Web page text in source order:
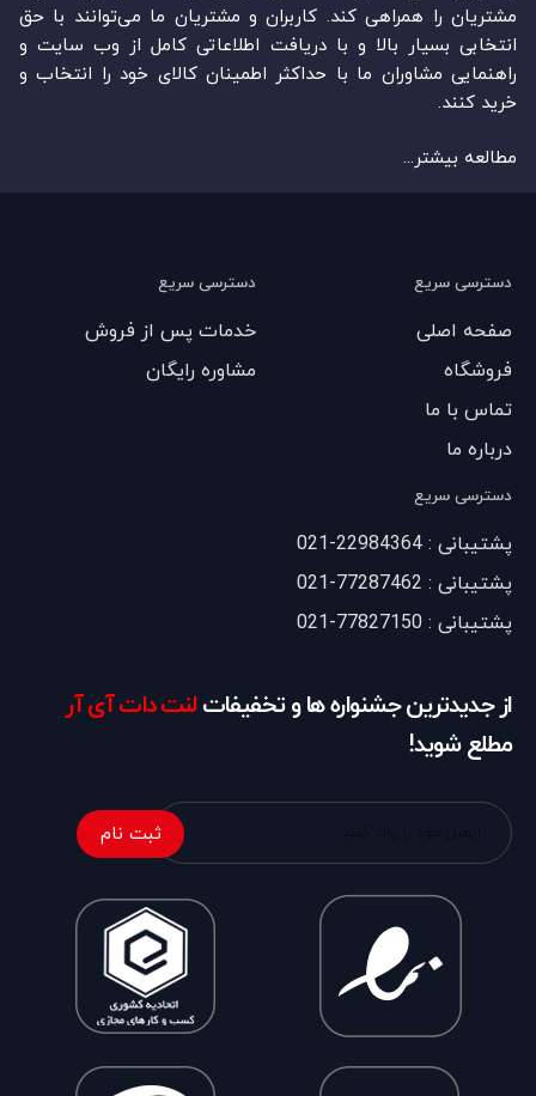
مشتریان را همراهی کند. کاربران و مشتریان ما می‏‏‌توانند با حق
انتخابی بسیار بالا و با دریافت اطلاعاتی کامل از وب سایت و
راهنمایی مشاوران ما با حداکثر اطمینان کالای خود را انتخاب و
خرید کنند.
مطالعه بیشتر...
دسترسی سریع
صفحه اصلی
فروشگاه
تماس با ما
درباره ما
دسترسی سریع
خدمات پس از فروش
مشاوره رایگان
دسترسی سریع
پشتیبانی : 22984364-021
پشتیبانی : 77287462-021
پشتیبانی : 77827150-021
از جدیدترین جشنواره ها و تخفیفاتلنت دات آی آر
مطلع شوید!
ثبت نام